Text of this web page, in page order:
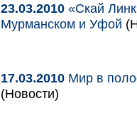
23.03.2010 «Скай
Мурманском и Уфой
17.03.2010 Мир в
(Новости)